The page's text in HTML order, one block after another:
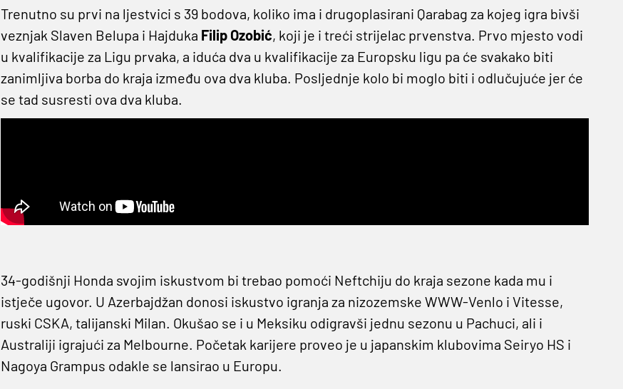
Trenutno su prvi na ljestvici s 39 bodova, koliko ima i drugoplasirani Qarabag za kojeg igra bivši
veznjak Slaven Belupa i Hajduka Filip Ozobić, koji je i treći strijelac prvenstva. Prvo mjesto vodi
u kvalifikacije za Ligu prvaka, a iduća dva u kvalifikacije za Europsku ligu pa će svakako biti
zanimljiva borba do kraja između ova dva kluba. Posljednje kolo bi moglo biti i odlučujuće jer će
se tad susresti ova dva kluba.
34-godišnji Honda svojim iskustvom bi trebao pomoći Neftchiju do kraja sezone kada mu i
istječe ugovor. U Azerbajdžan donosi iskustvo igranja za nizozemske WWW-Venlo i Vitesse,
ruski CSKA, talijanski Milan. Okušao se i u Meksiku odigravši jednu sezonu u Pachuci, ali i
Australiji igrajući za Melbourne. Početak karijere proveo je u japanskim klubovima Seiryo HS i
Nagoya Grampus odakle se lansirao u Europu.